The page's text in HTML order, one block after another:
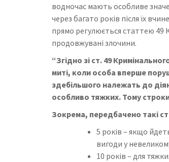
водночас мають особливе
через багато років після їх
прямо регулюється статтею 49
продовжувані злочини.
“Згідно зі ст. 49
миті, коли особа вперше
здебільшого належать до
особливо тяжких. Тому
Зокрема, передбачено такі
5 років – якщо
вигоди у
10 років – для